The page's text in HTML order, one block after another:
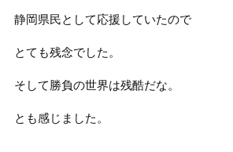
静岡県民として応援していたので
とても残念でした。
そして勝負の世界は残酷だな。
とも感じました。